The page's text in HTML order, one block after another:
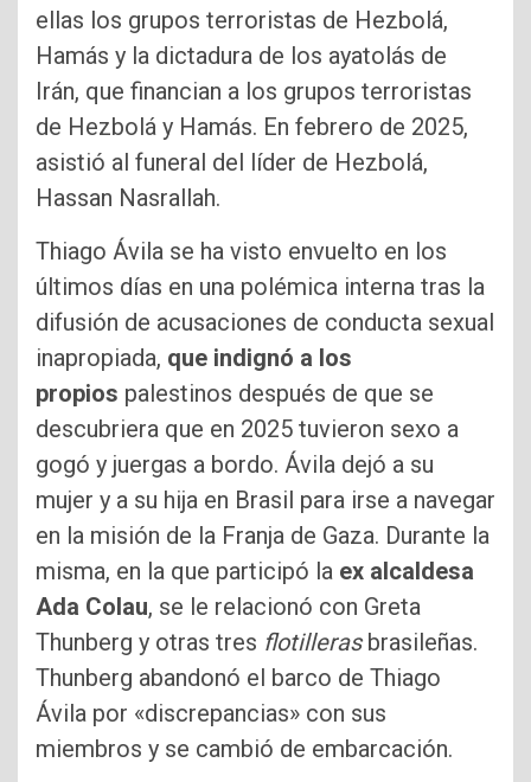
ellas los grupos terroristas de Hezbolá,
Hamás y la dictadura de los ayatolás de
Irán, que financian a los grupos terroristas
de Hezbolá y Hamás. En febrero de 2025,
asistió al funeral del líder de Hezbolá,
Hassan Nasrallah.
Thiago Ávila se ha visto envuelto en los
últimos días en una polémica interna tras la
difusión de acusaciones de conducta sexual
inapropiada, que indignó a los
propios palestinos después de que se
descubriera que en 2025 tuvieron sexo a
gogó y juergas a bordo. Ávila dejó a su
mujer y a su hija en Brasil para irse a navegar
en la misión de la Franja de Gaza. Durante la
misma, en la que participó la ex alcaldesa
Ada Colau, se le relacionó con Greta
Thunberg y otras tres flotillerasbrasileñas.
Thunberg abandonó el barco de Thiago
Ávila por «discrepancias» con sus
miembros y se cambió de embarcación.